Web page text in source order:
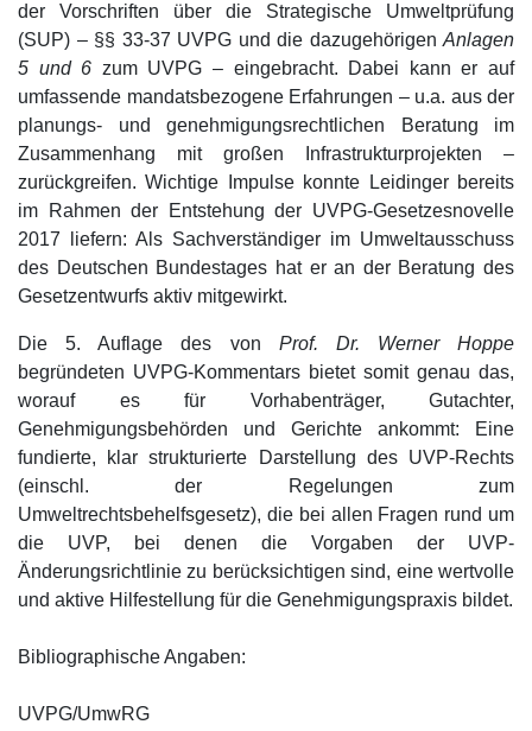
der Vorschriften über die Strategische Umweltprüfung
(SUP) – §§ 33-37 UVPG und die dazugehörigenAnlagen
5 und 6 zum UVPG – eingebracht. Dabei kann er auf
umfassende mandatsbezogene Erfahrungen – u.a. aus der
planungs- und genehmigungsrechtlichen Beratung im
Zusammenhang mit großen Infrastrukturprojekten –
zurückgreifen. Wichtige Impulse konnte Leidinger bereits
im Rahmen der Entstehung der UVPG-Gesetzesnovelle
2017 liefern: Als Sachverständiger im Umweltausschuss
des Deutschen Bundestages hat er an der Beratung des
Gesetzentwurfs aktiv mitgewirkt.
Die 5. Auflage des von Prof. Dr. Werner Hoppe
begründeten UVPG-Kommentars bietet somit genau das,
worauf es für Vorhabenträger, Gutachter,
Genehmigungsbehörden und Gerichte ankommt: Eine
fundierte, klar strukturierte Darstellung des UVP-Rechts
(einschl. der Regelungen zum
Umweltrechtsbehelfsgesetz), die bei allen Fragen rund um
die UVP, bei denen die Vorgaben der UVP-
Änderungsrichtlinie zu berücksichtigen sind, eine wertvolle
und aktive Hilfestellung für die Genehmigungspraxis bildet.
Bibliographische Angaben:
UVPG/UmwRG